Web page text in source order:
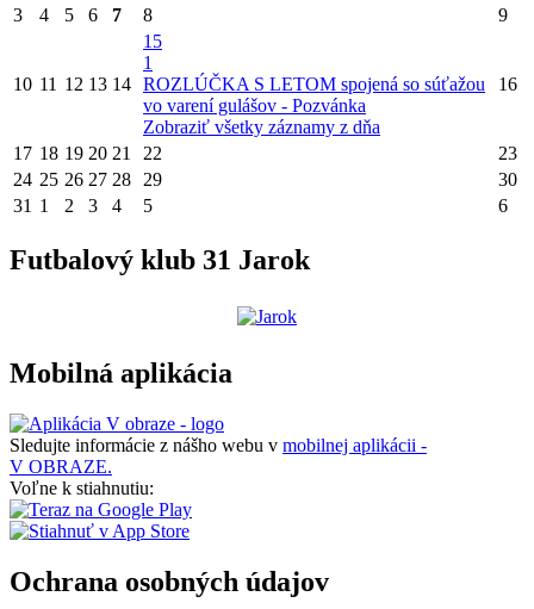
3 4 5 6 7 8 9
10 11 12 13 14
15
1
ROZLÚČKA S LETOM spojená so súťažou
vo varení gulášov - Pozvánka
Zobraziť všetky záznamy z dňa
16
17 18 19 20 21 22
23
24 25 26 27 28 29
30
31 1 2 3 4 5 6
Futbalový klub 31 Jarok
Mobilná aplikácia
Sledujte informácie z nášho webu v mobilnej aplikácii -
V OBRAZE.
Voľne k stiahnutiu:
Ochrana osobných údajov